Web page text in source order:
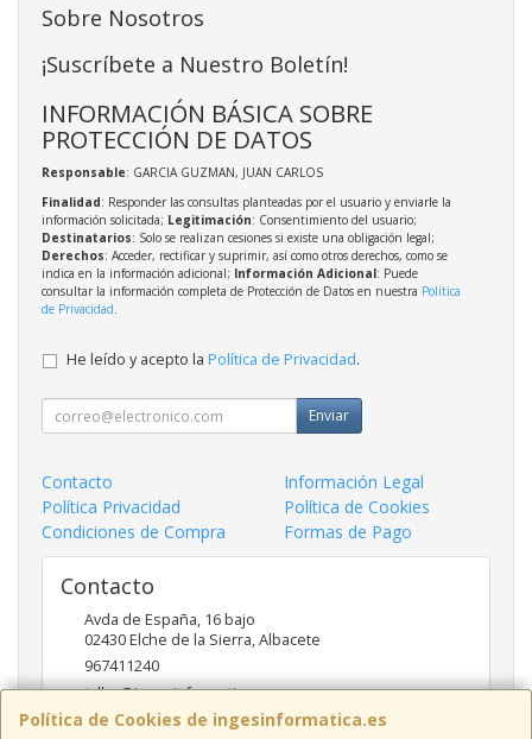
Política de Cookies de ingesinformatica.es
Sobre Nosotros
¡Suscríbete a Nuestro Boletín!
INFORMACIÓN BÁSICA SOBRE
PROTECCIÓN DE DATOS
Responsable: GARCIA GUZMAN, JUAN CARLOS
Finalidad: Responder las consultas planteadas por el usuario y enviarle la
información solicitada; Legitimación: Consentimiento del usuario;
Destinatarios: Solo se realizan cesiones si existe una obligación legal;
Derechos: Acceder, rectificar y suprimir, así como otros derechos, como se
indica en la información adicional; Información Adicional: Puede
consultar la información completa de Protección de Datos en nuestra Política
de Privacidad.
He leído y acepto la Política de Privacidad.
Enviar
Contacto
Información Legal
Política Privacidad
Política de Cookies
Condiciones de Compra
Formas de Pago
Contacto
Avda de España, 16 bajo
02430Elche de la Sierra,Albacete
967411240
taller@ingesinformatica.es